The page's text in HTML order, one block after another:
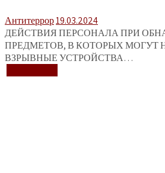
Антитеррор19.03.2024
ДЕЙСТВИЯ ПЕРСОНАЛА ПРИ
ПРЕДМЕТОВ, В КОТОРЫХ МОГУТ
ВЗРЫВНЫЕ УСТРОЙСТВА…